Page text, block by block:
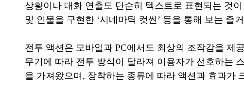
상황이나 대화 연출도 단순히 텍스트로 표현되는 것
및 인물을 구현한 ‘시네마틱 컷씬’ 등을 통해 보는 즐
전투 액션은 모바일과 PC에서도 최상의 조작감을 제
무기에 따라 전투 방식이 달라져 이용자가 선호하는
을 가져왔으며, 장착하는 종류에 따라 액션과 효과가